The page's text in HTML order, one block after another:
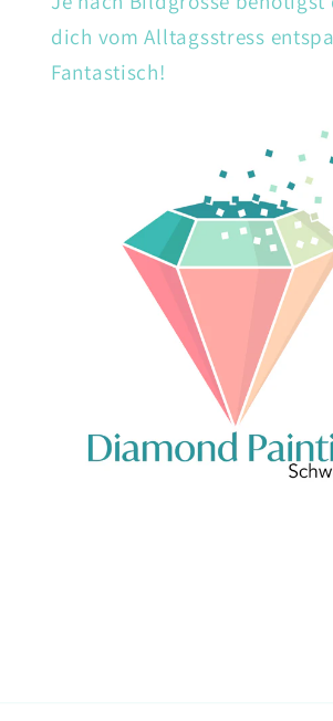
dich vom Alltagsstress
Fantastisch!